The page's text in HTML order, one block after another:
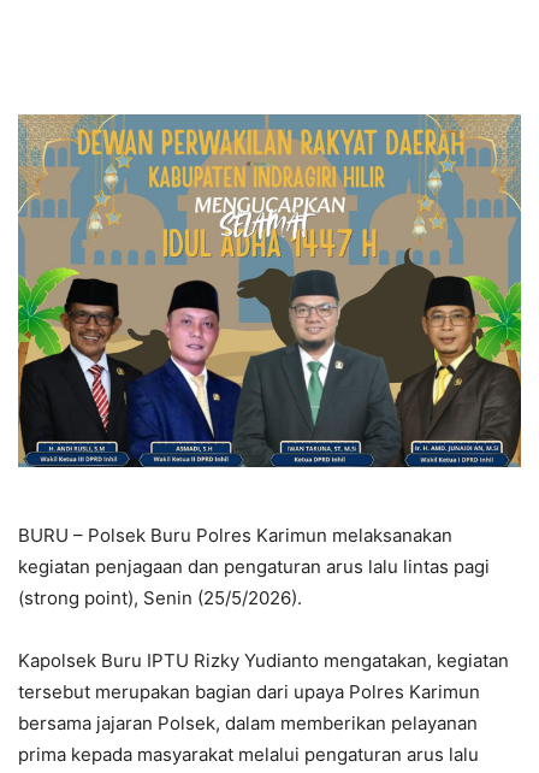
BURU – Polsek Buru Polres Karimun melaksanakan
kegiatan penjagaan dan pengaturan arus lalu lintas pagi
(strong point), Senin (25/5/2026).
Kapolsek Buru IPTU Rizky Yudianto mengatakan, kegiatan
tersebut merupakan bagian dari upaya Polres Karimun
bersama jajaran Polsek, dalam memberikan pelayanan
prima kepada masyarakat melalui pengaturan arus lalu